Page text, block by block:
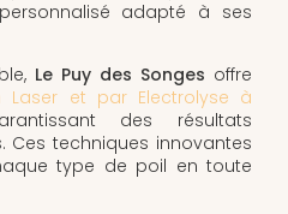
adapté à ses
Le Puy des Songes offre
Laser et par Electrolyse à
des résultats
Ces techniques innovantes
type de poil en toute